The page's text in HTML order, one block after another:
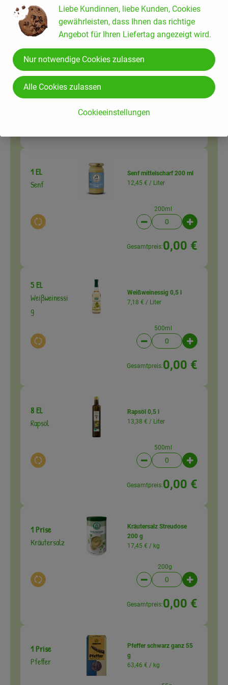
Du hast sicher:
Zitronensaft
7,49 € /
1 EL
Senf
Auswahl ändern
Senf mittelscharf 200 ml
12,45 € / Liter
200ml
Artikelanzahl
Gesamtpreis:0,00 €
5 EL
Weißweinessi
g
Auswahl ändern
Weißweinessig 0,5 l
7,18 € / Liter
500ml
Artikelanzahl
Gesamtpreis:0,00 €
8 EL
Rapsöl
Auswahl ändern
Rapsöl 0,5 l
13,38 € / Liter
500ml
Artikelanzahl
Gesamtpreis:0,00 €
1 Prise
Kräutersalz
Auswahl ändern
Kräutersalz Streudose
200 g
17,45 € / kg
200g
Artikelanzahl
Gesamtpreis:0,00 €
1 Prise
Pfeffer
Pfeffer schwarz ganz 55
g
63,46 € / kg
Liebe Kundinnen, liebe Kunden, Cookies
gewährleisten, dass Ihnen das richtige
Angebot für Ihren Liefertag angezeigt wird.
Cookieeinstellungen
Nur notwendige Cookies zulassen
Alle Cookies zulassen